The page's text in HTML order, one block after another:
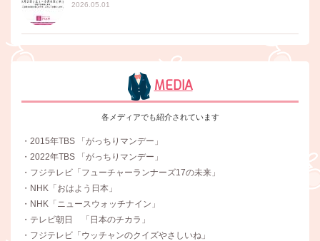
2026.05.01
MEDIA
各メディアでも紹介されています
・2015年TBS 「がっちりマンデー」
・2022年TBS 「がっちりマンデー」
・フジテレビ「フューチャーランナーズ17の未来」
・NHK「おはよう日本」
・NHK「ニュースウォッチナイン」
・テレビ朝日 「日本のチカラ」
・フジテレビ「ウッチャンのクイズやさしいね」